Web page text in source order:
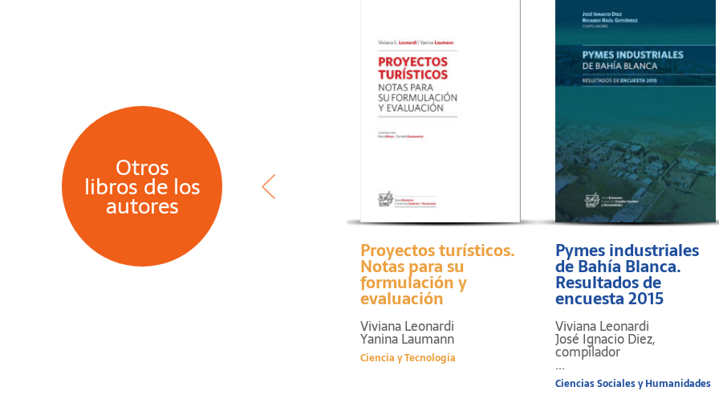
Otros
libros de los
autores
Proyectos turísticos.
Notas para su
formulación y
evaluación
Viviana Leonardi
Yanina Laumann
Ciencia y Tecnología
Pymes industriales
de Bahía Blanca.
Resultados de
encuesta 2015
Viviana Leonardi
José Ignacio Diez,
compilador
...
Ciencias Sociales y Humanidades